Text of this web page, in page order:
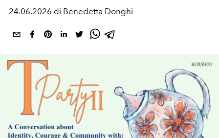
24.06.2026 di Benedetta Donghi